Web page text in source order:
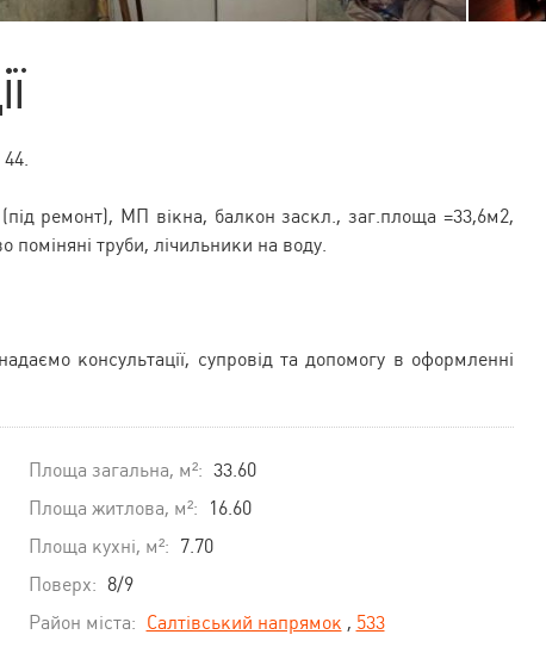
ремонт), МП вікна, балкон заскл., заг.площа =33,6м2,
поміняні труби, лічильники на воду.
консультації, супровід та допомогу в оформленні
Площа загальна, м²: 33.60
Площа житлова, м²:
16.60
Площа кухні, м²: 7.70
Поверх: 8/9
Район міста: Салтівський напрямок , 533